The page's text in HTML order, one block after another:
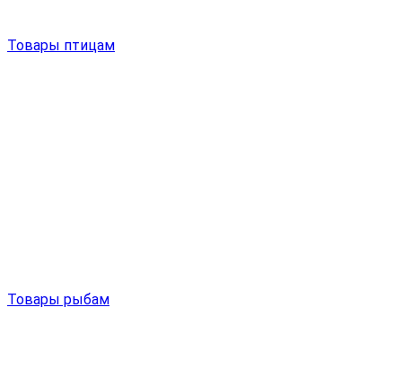
Товары птицам
Товары рыбам